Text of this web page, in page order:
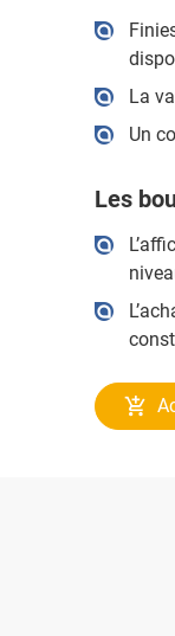
La
Un
Les